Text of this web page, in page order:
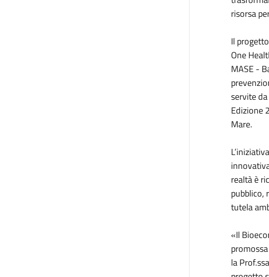
risorsa
Il
One
MASE -
servite
Edizione
Mare.
realtà è
pubblico,
tutela
«Il
la